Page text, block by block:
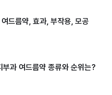
드름약, 효과, 부작용, 모공
과 여드름약 종류와 순위는?